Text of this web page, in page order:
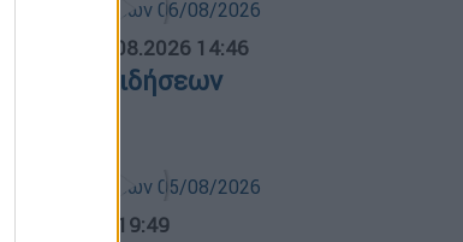
06.08.2026 14:46
δελτίο ειδήσεων
05.08.2026 19:49